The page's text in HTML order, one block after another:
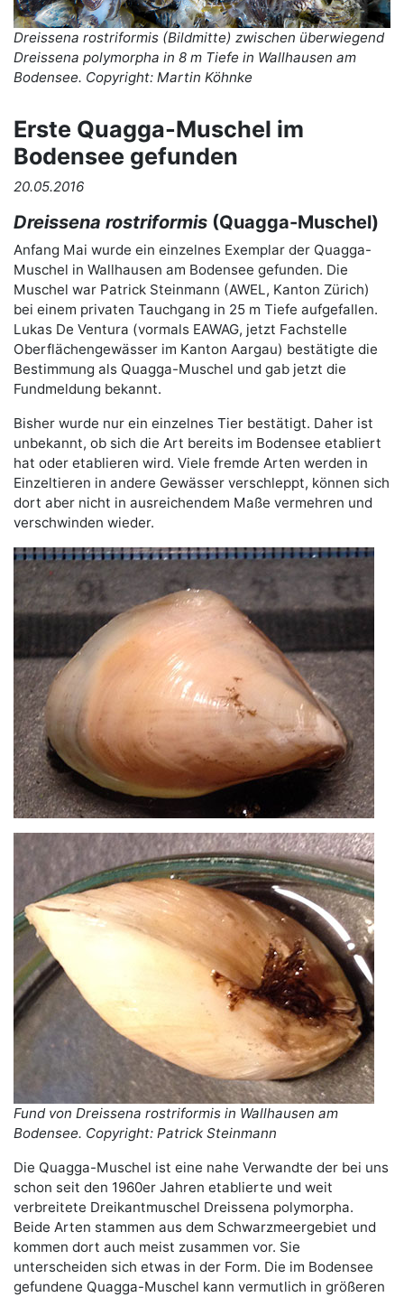
Dreissena rostriformis (Bildmitte) zwischen überwiegend
Dreissena polymorpha in 8 m Tiefe in Wallhausen am
Bodensee. Copyright: Martin Köhnke
Erste Quagga-Muschel im
Bodensee gefunden
20.05.2016
Dreissena rostriformis (Quagga-Muschel)
Anfang Mai wurde ein einzelnes Exemplar der Quagga-
Muschel in Wallhausen am Bodensee gefunden. Die
Muschel war Patrick Steinmann (AWEL, Kanton Zürich)
bei einem privaten Tauchgang in 25 m Tiefe aufgefallen.
Lukas De Ventura (vormals EAWAG, jetzt Fachstelle
Oberflächengewässer im Kanton Aargau) bestätigte die
Bestimmung als Quagga-Muschel und gab jetzt die
Fundmeldung bekannt.
Bisher wurde nur ein einzelnes Tier bestätigt. Daher ist
unbekannt, ob sich die Art bereits im Bodensee etabliert
hat oder etablieren wird. Viele fremde Arten werden in
Einzeltieren in andere Gewässer verschleppt, können sich
dort aber nicht in ausreichendem Maße vermehren und
verschwinden wieder.
Fund von Dreissena rostriformis in Wallhausen am
Bodensee. Copyright: Patrick Steinmann
Die Quagga-Muschel ist eine nahe Verwandte der bei uns
schon seit den 1960er Jahren etablierte und weit
verbreitete Dreikantmuschel Dreissena polymorpha.
Beide Arten stammen aus dem Schwarzmeergebiet und
kommen dort auch meist zusammen vor. Sie
unterscheiden sich etwas in der Form. Die im Bodensee
gefundene Quagga-Muschel kann vermutlich in größeren